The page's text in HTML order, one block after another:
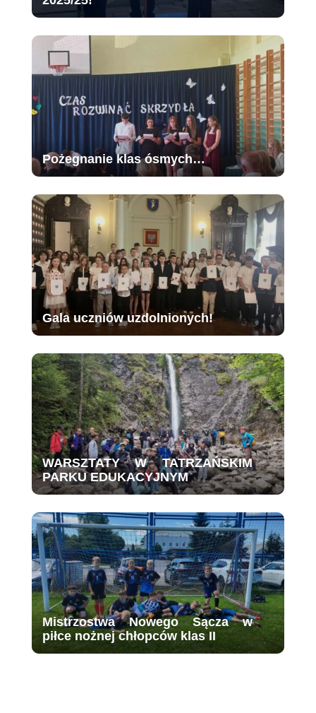
Pożegnanie klas ósmych…
Gala uczniów uzdolnionych!
WARSZTATY W TATRZAŃSKIM
PARKU EDUKACYJNYM
Mistrzostwa Nowego Sącza w
piłce nożnej chłopców klas II